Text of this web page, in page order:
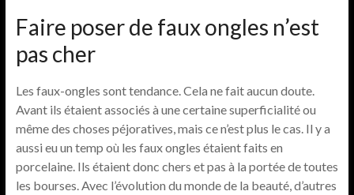
Faire poser de faux ongles n’est
pas cher
Les faux-ongles sont tendance. Cela ne fait aucun doute.
Avant ils étaient associés à une certaine superficialité ou
même des choses péjoratives, mais ce n’est plus le cas. Il y a
aussi eu un temp où les faux ongles étaient faits en
porcelaine. Ils étaient donc chers et pas à la portée de toutes
les bourses. Avec l’évolution du monde de la beauté, d’autres